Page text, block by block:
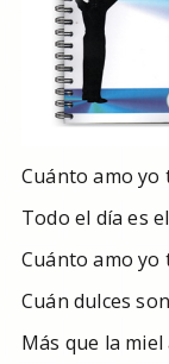
Cuánto amo yo
Todo el día es
Cuánto amo yo
Cuán dulces
Más que la